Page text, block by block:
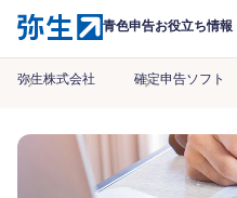
青色申告お役立ち情報
弥生株式会社 確定申告ソフト